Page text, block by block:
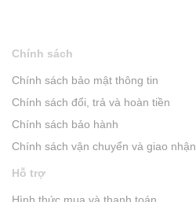
Chính sách
Chính sách bảo mật thông tin
Chính sách đổi, trả và hoàn tiền
Chính sách bảo hành
Chính sách vận chuyển và giao nhận
Hỗ trợ